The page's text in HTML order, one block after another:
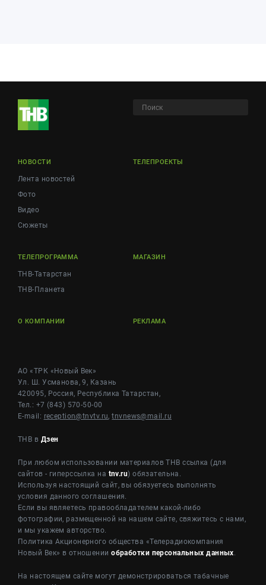
НОВОСТИ
Лента новостей
Фото
Видео
Сюжеты
ТЕЛЕПРОЕКТЫ
ТЕЛЕПРОГРАММА
ТНВ-Татарстан
ТНВ-Планета
МАГАЗИН
О КОМПАНИИ РЕКЛАМА
АО «ТРК «Новый Век»
Ул. Ш. Усманова, 9, Казань
420095, Россия, Республика Татарстан,
Тел.: +7 (843) 570-50-00
E-mail: reception@tnvtv.ru,tnvnews@mail.ru
ТНВ в Дзен
При любом использовании материалов ТНВ ссылка (для
сайтов - гиперссылка на tnv.ru) обязательна.
Используя настоящий сайт, вы обязуетесь выполнять
условия данного соглашения.
Если вы являетесь правообладателем какой-либо
фотографии, размещенной на нашем сайте, свяжитесь с нами,
и мы укажем авторство.
Политика Акционерного общества «Телерадиокомпания
Новый Век» в отношенииобработки персональных данных.
На настоящем сайте могут демонстрироваться табачные